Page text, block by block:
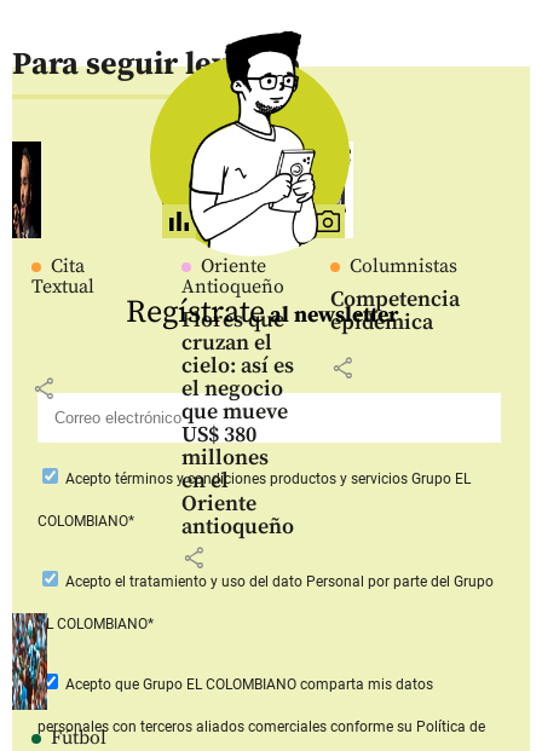
Para seguir leyendo
Cita
Textual
share
Oriente
Antioqueño
Flores que
cruzan el
cielo: así es
el negocio
que mueve
US$ 380
millones
en el
Oriente
antioqueño
share
Columnistas
Competencia
epidémica
share
Fútbol
Regístrateal newsletter
Aceptotérminos y condiciones productos y serviciosGrupo EL
COLOMBIANO*
Acepto el tratamiento y uso del dato Personal por parte del Grupo
EL COLOMBIANO*
Acepto que Grupo EL COLOMBIANOcomparta mis datos
personales con terceros aliados comerciales conforme su Política de